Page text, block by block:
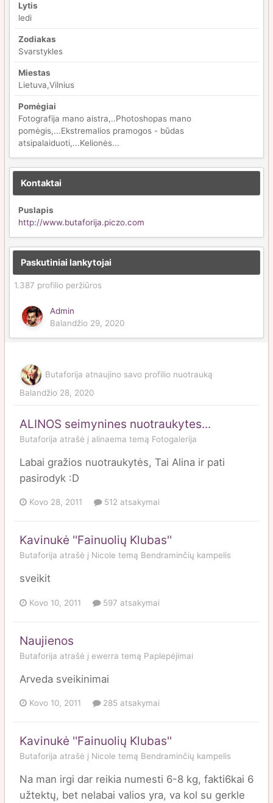
Lytis
ledi
Zodiakas
Svarstykles
Miestas
Lietuva,Vilnius
Pomėgiai
Fotografija mano aistra,..Photoshopas mano
pomėgis,...Ekstremalios pramogos - būdas
atsipalaiduoti,...Kelionės...
Kontaktai
Puslapis
http://www.butaforija.piczo.com
Paskutiniai lankytojai
1.387 profilio peržiūros
Admin
Balandžio 29, 2020
Butaforija atnaujino savo profilio nuotrauką
Balandžio 28, 2020
ALINOS seimynines nuotraukytes...
Butaforija atrašė į alinaema temą Fotogalerija
Labai gražios nuotraukytės, Tai Alina ir pati
pasirodyk :D
Kovo 28, 2011 512 atsakymai
Kavinukė ''Fainuolių Klubas''
Butaforija atrašė į Nicole temą Bendraminčių kampelis
sveikit
Kovo 10, 2011 597 atsakymai
Naujienos
Butaforija atrašė į ewerra temą Paplepėjimai
Arveda sveikinimai
Kovo 10, 2011 285 atsakymai
Kavinukė ''Fainuolių Klubas''
Butaforija atrašė į Nicole temą Bendraminčių kampelis
Na man irgi dar reikia numesti 6-8 kg, fakti6kai 6
užtektų, bet nelabai valios yra, va kol su gerkle